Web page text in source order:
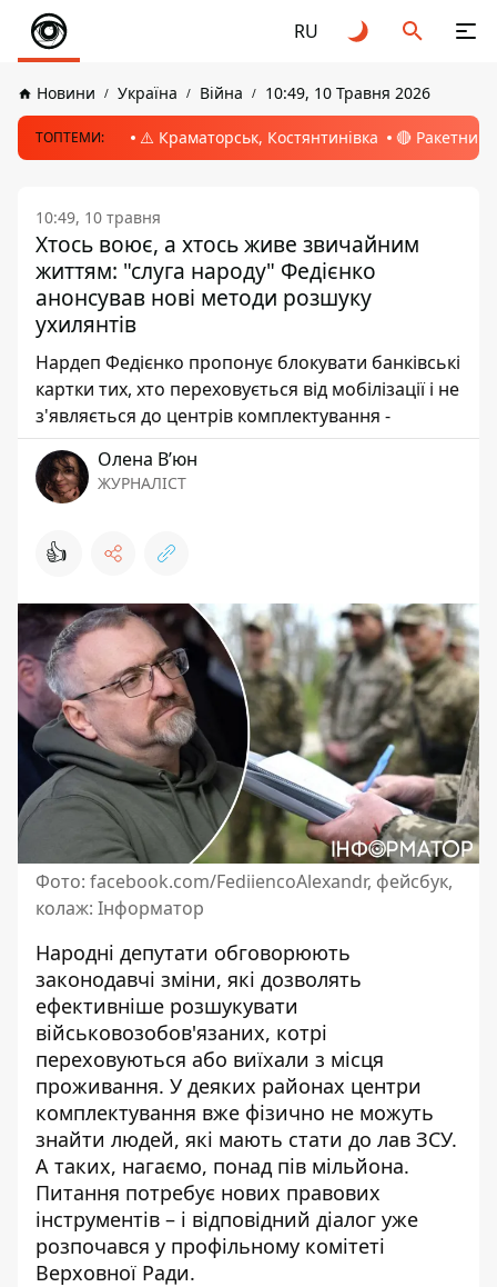
RU
Новини Україна Війна 10:49, 10 Травня 2026
ТОПТЕМИ: ⚠️ Краматорськ, Костянтинівка 🔴 Ракетний
10:49, 10 травня
Хтось воює, а хтось живе звичайним
життям: "слуга народу" Федієнко
анонсував нові методи розшуку
ухилянтів
Нардеп Федієнко пропонує блокувати банківські
картки тих, хто переховується від мобілізації і не
з'являється до центрів комплектування -
Олена Вʼюн
ЖУРНАЛІСТ
👍
Фото: facebook.com/FediiencoAlexandr, фейсбук,
колаж: Інформатор
Народні депутати обговорюють
законодавчі зміни, які дозволять
ефективніше розшукувати
військовозобов'язаних, котрі
переховуються або виїхали з місця
проживання. У деяких районах центри
комплектування вже фізично не можуть
знайти людей, які мають стати до лав ЗСУ.
А таких, нагаємо, понад пів мільйона.
Питання потребує нових правових
інструментів – і відповідний діалог уже
розпочався у профільному комітеті
Верховної Ради.